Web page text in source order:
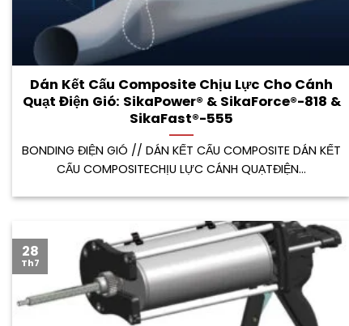
Dán Kết Cấu Composite Chịu Lực Cho Cánh
Quạt Điện Gió: SikaPower® & SikaForce®-818 &
SikaFast®-555
BONDING ĐIỆN GIÓ // DÁN KẾT CẤU COMPOSITE DÁN KẾT
CẤU COMPOSITECHỊU LỰC CÁNH QUẠTĐIỆN...
28
Th7